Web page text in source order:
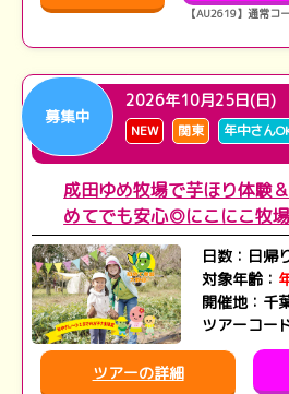
【AU2619】通常コ
募集中
2026年10月25日(日)
NEW 関東 年中さん
成田ゆめ牧場で芋ほり体験
めてでも安心◎にこにこ牧
日数：日帰
対象年齢：
開催地：千
ツアーコー
ツアーの詳細